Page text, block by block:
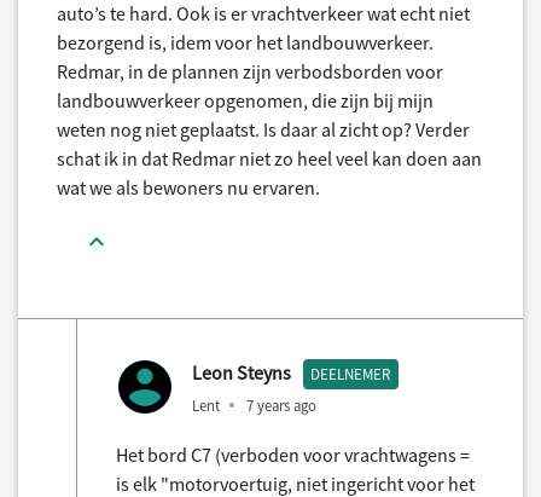
auto’s te hard. Ook is er vrachtverkeer wat echt niet
bezorgend is, idem voor het landbouwverkeer.
Redmar, in de plannen zijn verbodsborden voor
landbouwverkeer opgenomen, die zijn bij mijn
weten nog niet geplaatst. Is daar al zicht op? Verder
schat ik in dat Redmar niet zo heel veel kan doen aan
wat we als bewoners nu ervaren.
Leon Steyns DEELNEMER
Lent 7 years ago
Het bord C7 (verboden voor vrachtwagens =
is elk "motorvoertuig, niet ingericht voor het